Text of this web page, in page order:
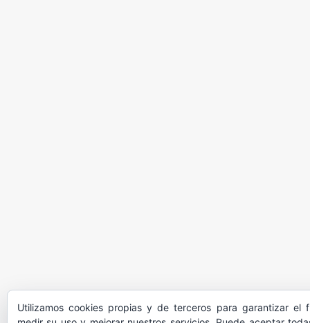
Utilizamos cookies propias y de terceros para garantizar el